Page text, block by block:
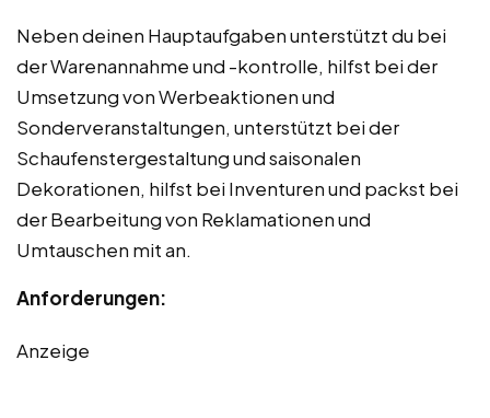
Neben deinen Hauptaufgaben unterstützt du bei
der Warenannahme und -kontrolle, hilfst bei der
Umsetzung von Werbeaktionen und
Sonderveranstaltungen, unterstützt bei der
Schaufenstergestaltung und saisonalen
Dekorationen, hilfst bei Inventuren und packst bei
der Bearbeitung von Reklamationen und
Umtauschen mit an.
Anforderungen:
Anzeige